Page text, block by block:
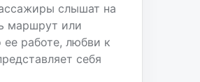
слышат на
маршрут или
работе, любви к
себя